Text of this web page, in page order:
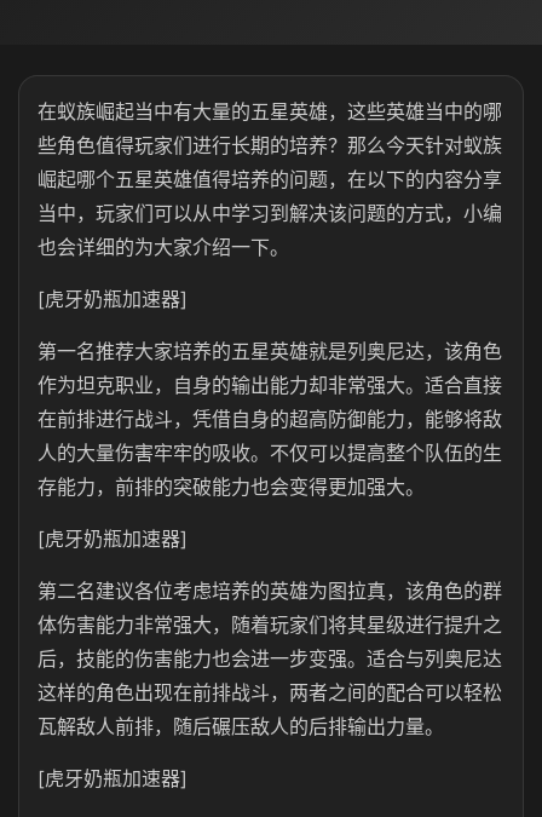
在蚁族崛起当中有大量的五星英雄，这些英雄当中的哪
些角色值得玩家们进行长期的培养？那么今天针对蚁族
崛起哪个五星英雄值得培养的问题，在以下的内容分享
当中，玩家们可以从中学习到解决该问题的方式，小编
也会详细的为大家介绍一下。
[虎牙奶瓶加速器]
第一名推荐大家培养的五星英雄就是列奥尼达，该角色
作为坦克职业，自身的输出能力却非常强大。适合直接
在前排进行战斗，凭借自身的超高防御能力，能够将敌
人的大量伤害牢牢的吸收。不仅可以提高整个队伍的生
存能力，前排的突破能力也会变得更加强大。
[虎牙奶瓶加速器]
第二名建议各位考虑培养的英雄为图拉真，该角色的群
体伤害能力非常强大，随着玩家们将其星级进行提升之
后，技能的伤害能力也会进一步变强。适合与列奥尼达
这样的角色出现在前排战斗，两者之间的配合可以轻松
瓦解敌人前排，随后碾压敌人的后排输出力量。
[虎牙奶瓶加速器]